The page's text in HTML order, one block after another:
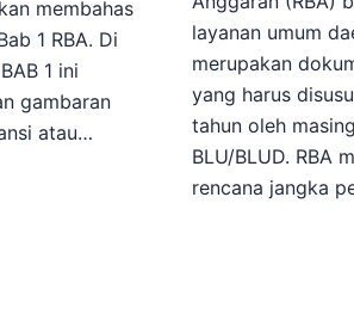
membahas
1 RBA. Di
1 ini
gambaran
atau…
layanan umum
merupakan
yang harus
tahun oleh
BLU/BLUD. RBA
rencana jangka